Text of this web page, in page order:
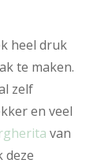
heel druk
te maken.
zelf
en veel
van
deze